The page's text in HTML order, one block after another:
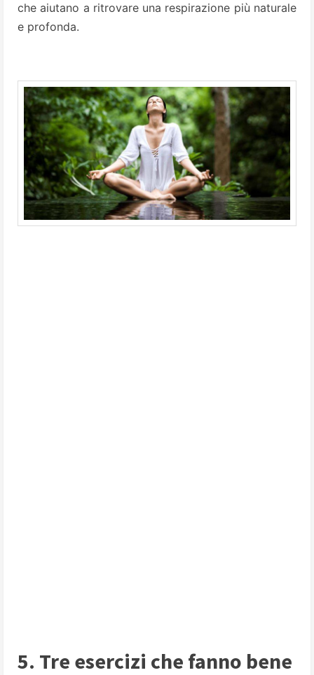
che aiutano a ritrovare una respirazione più naturale
e profonda.
5. Tre esercizi che fanno bene